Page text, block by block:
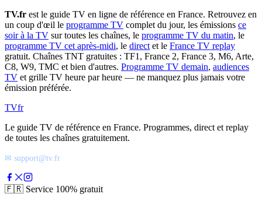
TV.fr est le guide TV en ligne de référence en France. Retrouvez en
un coup d'œil le programme TV complet du jour, les émissions ce
soir à la TV sur toutes les chaînes, le programme TV du matin, le
programme TV cet après-midi, le direct et le France TV replay
gratuit. Chaînes TNT gratuites : TF1, France 2, France 3, M6, Arte,
C8, W9, TMC et bien d'autres. Programme TV demain, audiences
TV et grille TV heure par heure — ne manquez plus jamais votre
émission préférée.
TVfr
Le guide TV de référence en France. Programmes, direct et replay
de toutes les chaînes gratuitement.
✉ support@tv.fr
🇫🇷 Service 100% gratuit